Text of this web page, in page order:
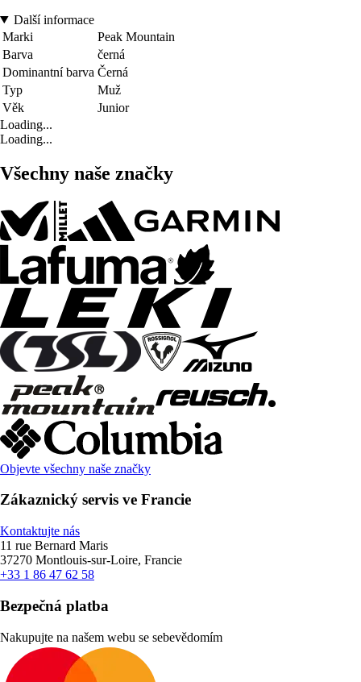
Další informace
Marki
Peak Mountain
Barva
černá
Dominantní barva Černá
Typ
Muž
Věk
Junior
Loading...
Loading...
Všechny naše značky
Objevte všechny naše značky
Zákaznický servis ve Francie
Kontaktujte nás
11 rue Bernard Maris
37270 Montlouis-sur-Loire, Francie
+33 1 86 47 62 58
Bezpečná platba
Nakupujte na našem webu se sebevědomím